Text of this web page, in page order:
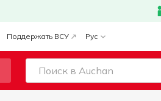
Поддержать ВСУ Рус